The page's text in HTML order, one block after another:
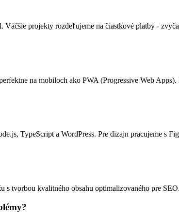
projekty rozdeľujeme na čiastkové platby -
na mobiloch ako PWA (Progressive Web
TypeScript a WordPress. Pre dizajn pracujeme s
s tvorbou kvalitného obsahu optimalizovaného pre